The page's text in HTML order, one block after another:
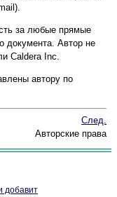
за любые прямые
документа. Автор не
Caldera Inc.
автору по
След.
Авторские права
добавит